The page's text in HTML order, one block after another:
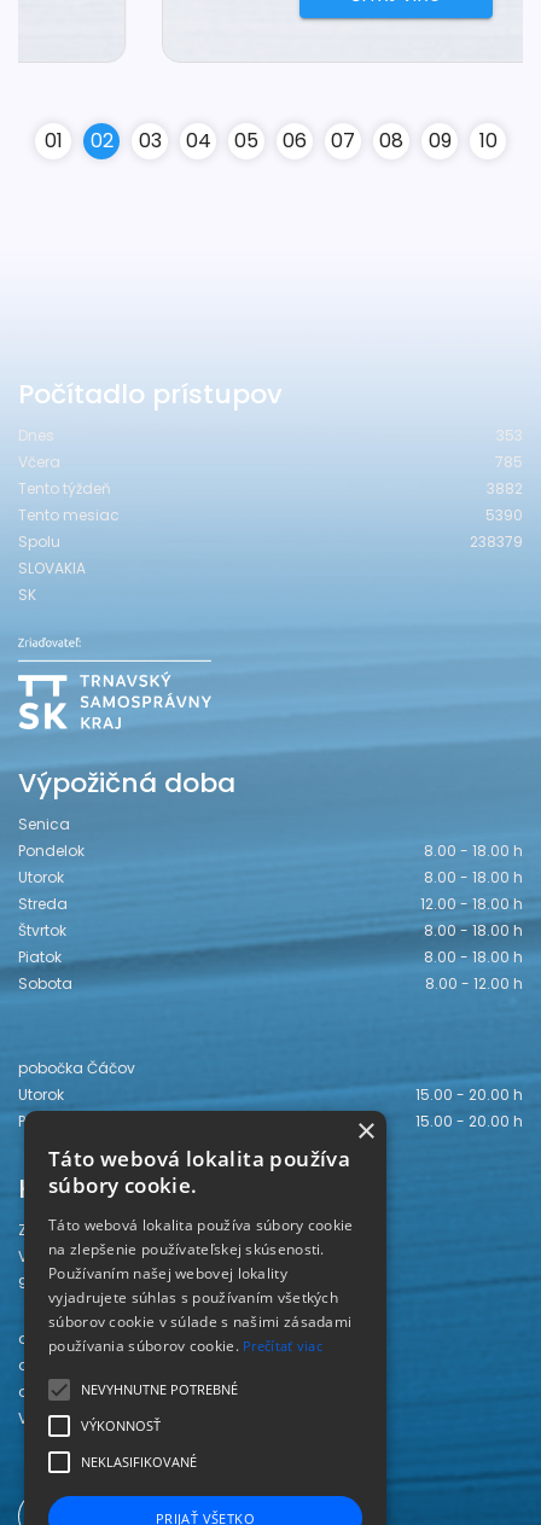
01 02 03 04 05 06 07 08 09 10
Počítadlo prístupov
Dnes
353
Včera
785
Tento týždeň
3882
Tento mesiac
5390
Spolu
238379
SLOVAKIA
SK
Výpožičná doba
Senica
Pondelok
8.00 - 18.00 h
Utorok
8.00 - 18.00 h
Streda
12.00 - 18.00 h
Štvrtok
8.00 - 18.00 h
Piatok
8.00 - 18.00 h
Sobota
8.00 - 12.00 h
pobočka Čáčov
Utorok
15.00 - 20.00 h
Piatok
15.00 - 20.00 h
Kontakt
Záhorská knižnica
Vajanského 28
905 01 Senica
odd. beletrie 034/654 3780
odd. odbornej literatúry 034/651 2710
odd. pre deti a mládež 034/654 6519
Viac kontaktov nájdete
×
Táto webová lokalita používa
súbory cookie.
Táto webová lokalita používa súbory cookie
na zlepšenie používateľskej skúsenosti.
Používaním našej webovej lokality
vyjadrujete súhlas s používaním všetkých
súborov cookie v súlade s našimi zásadami
používania súborov cookie. Prečítať viac
NEVYHNUTNE POTREBNÉ
VÝKONNOSŤ
NEKLASIFIKOVANÉ
PRIJAŤ VŠETKO